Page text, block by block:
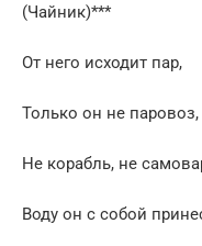
(Чайник)***
От него исходит пар,
Только он не паровоз,
Не корабль, не
Воду он с собой